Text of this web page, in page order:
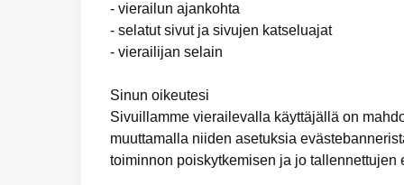
- vierailun ajankohta
- selatut sivut ja sivujen katseluajat
- vierailijan selain
Sinun oikeutesi
Sivuillamme vierailevalla käyttäjällä on
muuttamalla niiden asetuksia
toiminnon poiskytkemisen ja jo tallennettujen